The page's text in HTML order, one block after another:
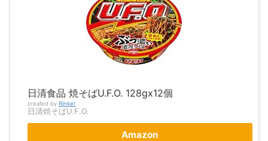
日清食品 焼そばU.F.O. 128gx12個
created by Rinker
日清焼そばU.F.O.
Amazon